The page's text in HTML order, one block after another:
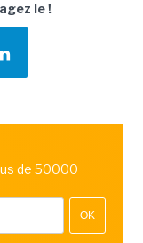
le !
de 50000
OK